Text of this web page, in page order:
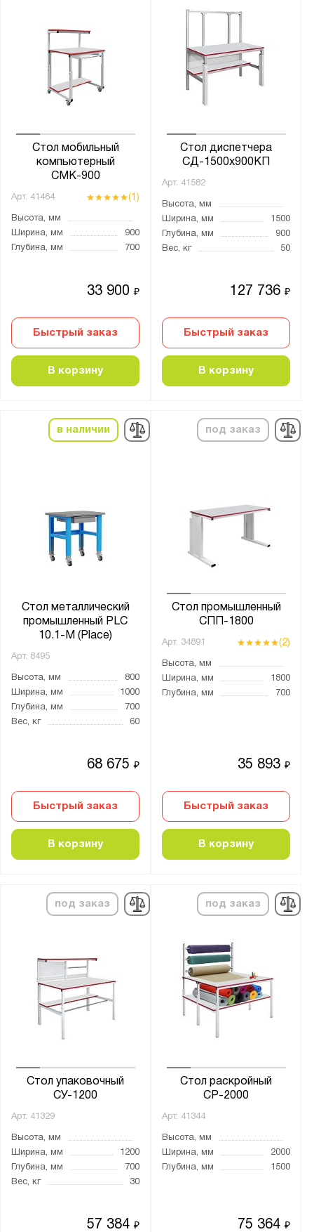
Стол мобильный
компьютерный
СМК-900
Арт. 41464 (1)
Высота, мм
Ширина, мм
900
Глубина, мм
700
33 900₽
Быстрый заказ
В корзину
Стол диспетчера
СД-1500х900КП
Арт. 41582
Высота, мм
Ширина, мм
1500
Глубина, мм
900
Вес, кг
50
127 736₽
Быстрый заказ
В корзину
в наличии
Стол металлический
промышленный PLC
10.1-М (Place)
Арт. 8495
Высота, мм
800
Ширина, мм
1000
Глубина, мм
700
Вес, кг
60
68 675₽
Быстрый заказ
В корзину
под заказ
Стол промышленный
СПП-1800
Арт. 34891 (2)
Высота, мм
Ширина, мм
1800
Глубина, мм
700
35 893₽
Быстрый заказ
В корзину
под заказ
Стол упаковочный
СУ-1200
Арт. 41329
Высота, мм
Ширина, мм
1200
Глубина, мм
700
Вес, кг
30
57 384₽
под заказ
Стол раскройный
СР-2000
Арт. 41344
Высота, мм
Ширина, мм
2000
Глубина, мм
1500
75 364₽
Place
СПР
СР
Показать